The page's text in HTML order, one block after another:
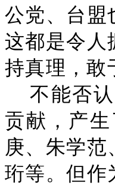
公党、台盟
这都是令人
持真理，敢
不能否
贡献，产
庚、朱学
珩等。但作